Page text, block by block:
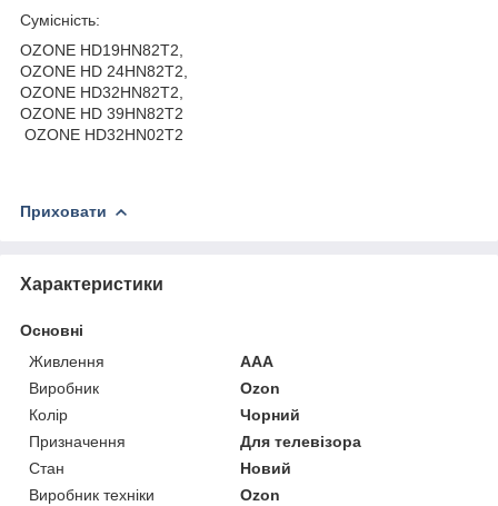
Сумісність:
OZONE HD19HN82T2,
OZONE HD 24HN82T2,
OZONE HD32HN82T2,
OZONE HD 39HN82T2
OZONE HD32HN02T2
Приховати
Характеристики
Основні
Живлення
AAA
Виробник
Ozon
Колір
Чорний
Призначення
Для телевізора
Стан
Новий
Виробник техніки
Ozon